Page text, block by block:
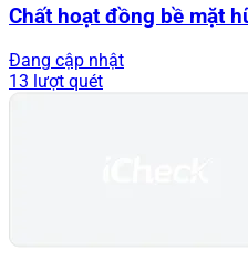
Chất hoạt đồng bề mặt
Đang cập nhật
13 lượt quét